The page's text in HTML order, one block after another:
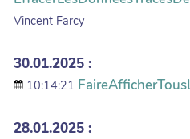
Vincent Farcy
30.01.2025 :
10:14:21
28.01.2025 :